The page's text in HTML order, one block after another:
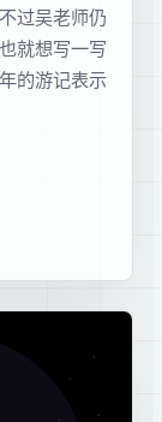
过吴老师仍
就想写一写
的游记表示